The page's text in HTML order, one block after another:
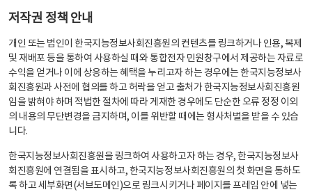
저작권 정책 안내
개인 또는 법인이 한국지능정보사회진흥원의 컨텐츠를 링크하거나 인용, 복제
및 재배포 등을 통하여 사용하실 때와 통합전자 민원창구에서 제공하는 자료로
수익을 얻거나 이에 상응하는 혜택을 누리고자 하는 경우에는 한국지능정보사
회진흥원과 사전에 협의를 하고 허락을 얻고 출처가 한국지능정보사회진흥원
임을 밝혀야 하며 적법한 절차에 따라 게재한 경우에도 단순한 오류 정정 이외
의 내용의 무단변경을 금지하며, 이를 위반할 때에는 형사처벌을 받을 수 있습
니다.
한국지능정보사회진흥원을 링크하여 사용하고자 하는 경우, 한국지능정보사
회진흥원에 연결됨을 표시하고, 한국지능정보사회진흥원의 첫 화면을 통하도
록 하고 세부화면(서브도메인)으로 링크시키거나 페이지를 프레임 안에 넣는